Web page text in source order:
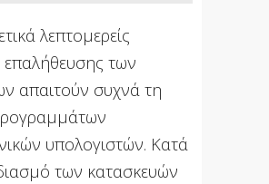
λεπτομερείς
επαλήθευσης των
απαιτούν συχνά τη
υπολογιστών. Κατά
των κατασκευών